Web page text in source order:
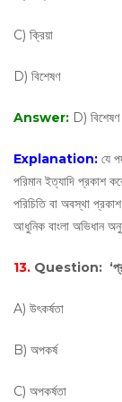
C) ক্রিয়া
D) বিশেষণ
Answer: D)
Explanation: যে
পরিমান ইত্যাদি প্রকাশ
পরিচিতি বা অবস্থা
আধুনিক বাংলা অভিধান
13. Question:
A) উৎকর্ষতা
B) অপকর্ষ
C) অপকর্ষতা